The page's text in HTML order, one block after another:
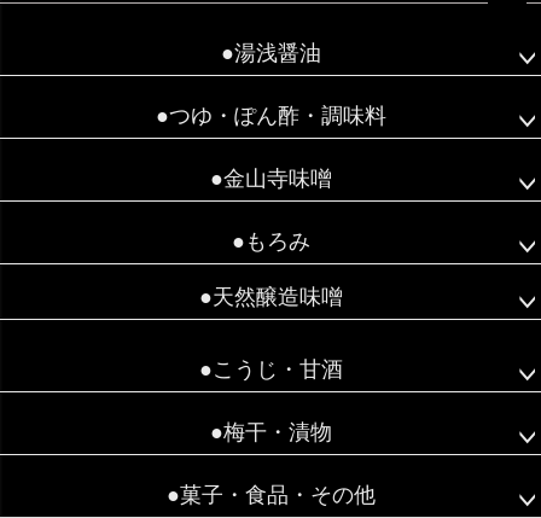
●湯浅醤油
●つゆ・ぽん酢・調味料
●金山寺味噌
●もろみ
●天然醸造味噌
●こうじ・甘酒
●梅干・漬物
●菓子・食品・その他